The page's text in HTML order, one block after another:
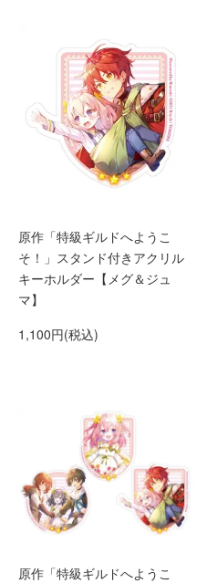
原作「特級ギルドへようこ
そ！」スタンド付きアクリル
キーホルダー【メグ＆ジュ
マ】
1,100円(税込)
原作「特級ギルドへようこ